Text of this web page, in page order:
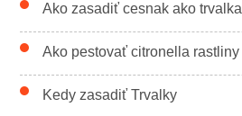
Ako zasadiť cesnak ako trvalka
Ako pestovať citronella rastliny
Kedy zasadiť Trvalky